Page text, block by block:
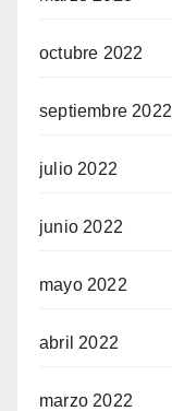
octubre 2022
septiembre 2022
julio 2022
junio 2022
mayo 2022
abril 2022
marzo 2022